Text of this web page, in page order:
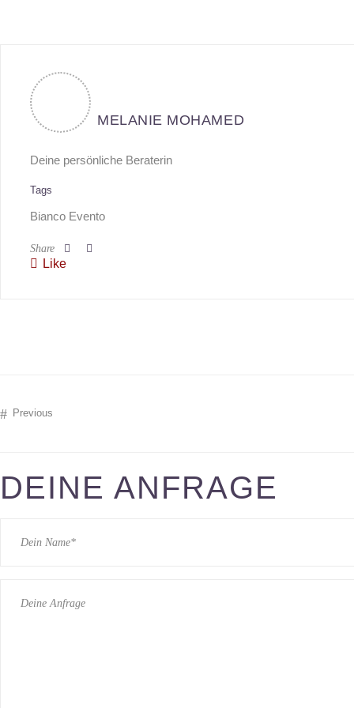
MELANIE MOHAMED
Deine persönliche Beraterin
Tags
Bianco Evento
Share
Like
Previous
DEINE ANFRAGE